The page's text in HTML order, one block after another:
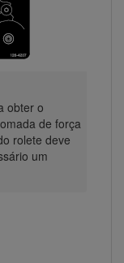
obter o
de força
rolete deve
um